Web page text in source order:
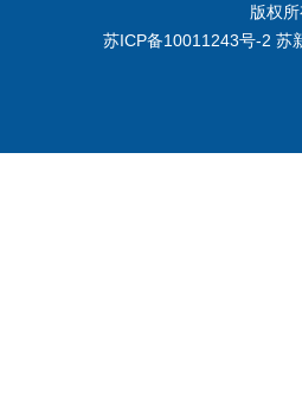
版权
苏ICP备10011243号-2 苏